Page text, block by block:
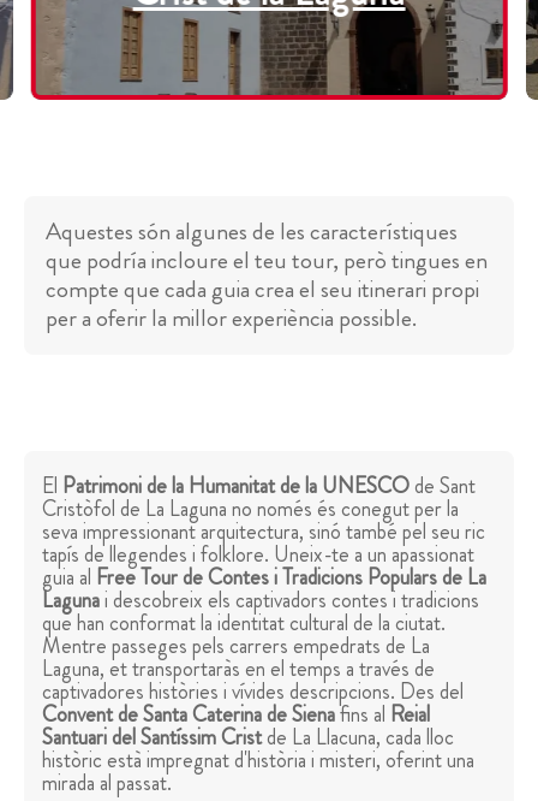
Aquestes són algunes de les característiques
que podría incloure el teu tour, però tingues en
compte que cada guia crea el seu itinerari propi
per a oferir la millor experiència possible.
El Patrimoni de la Humanitat de la UNESCOde Sant
Cristòfol de La Laguna no només és conegut per la
seva impressionant arquitectura, sinó també pel seu ric
tapís de llegendes i folklore. Uneix-te a un apassionat
guia al Free Tour de Contes i Tradicions Populars de La
Lagunai descobreix els captivadors contes i tradicions
que han conformat la identitat cultural de la ciutat.
Mentre passeges pels carrers empedrats de La
Laguna, et transportaràs en el temps a través de
captivadores històries i vívides descripcions. Des del
Convent de Santa Caterina de Sienafins al Reial
Santuari del Santíssim Cristde La Llacuna, cada lloc
històric està impregnat d'història i misteri, oferint una
mirada al passat.